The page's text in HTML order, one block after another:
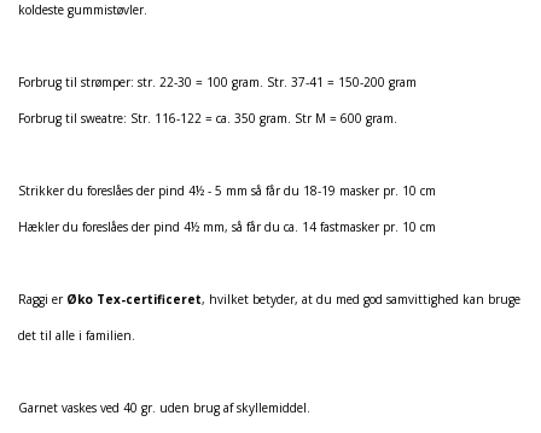
koldeste gummistøvler.
Forbrug til strømper: str. 22-30 = 100 gram. Str. 37-41 = 150-200 gram
Forbrug til sweatre: Str. 116-122 = ca. 350 gram. Str M = 600 gram.
Strikker du foreslåes der pind 4½ - 5 mm så får du 18-19 masker pr. 10 cm
Hækler du foreslåes der pind 4½ mm, så får du ca. 14 fastmasker pr. 10 cm
Raggi er Øko Tex-certificeret, hvilket betyder, at du med god samvittighed kan bruge
det til alle i familien.
Garnet vaskes ved 40 gr. uden brug af skyllemiddel.